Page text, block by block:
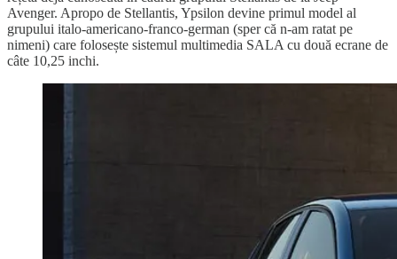
Avenger. Apropo de Stellantis, Ypsilon devine primul model al
grupului italo-americano-franco-german (sper că n-am ratat pe
nimeni) care folosește sistemul multimedia SALA cu două ecrane de
câte 10,25 inchi.